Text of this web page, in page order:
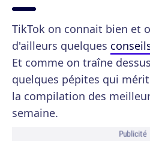
TikTok on connait bien et
d'ailleurs quelques
Et comme on traîne
quelques pépites qui
la compilation des
semaine.
Publicité